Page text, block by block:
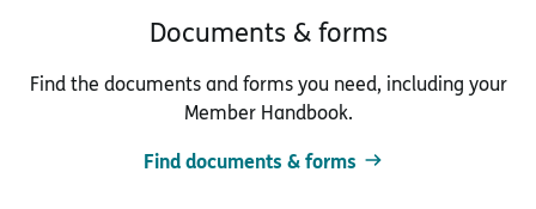
Documents & forms
Find the documents and forms you need, including your
Member Handbook.
Find documents & forms